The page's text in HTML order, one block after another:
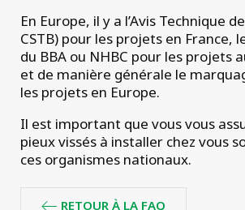
En Europe, il y a l’Avis Technique
CSTB) pour les projets en France,
du BBA ou NHBC pour les projets
et de manière générale le
les projets en Europe.
Il est important que vous vous
pieux vissés à installer chez vous
ces organismes nationaux.
RETOUR À LA FAQ